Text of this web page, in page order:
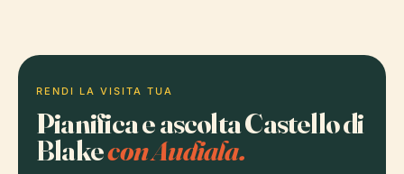
RENDI LA VISITA TUA
Pianifica e ascolta Castello di
Blakecon Audiala.